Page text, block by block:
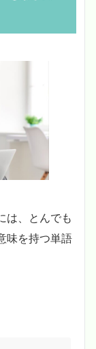
は、とんでも
味を持つ単語